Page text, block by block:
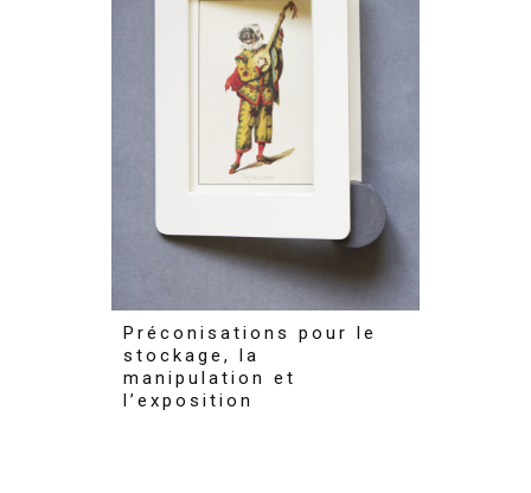
Préconisations pour le
stockage, la
manipulation et
l’exposition